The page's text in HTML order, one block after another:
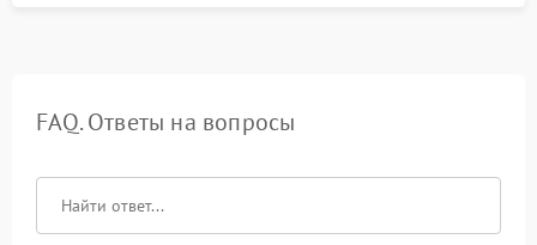
FAQ. Ответы на вопросы